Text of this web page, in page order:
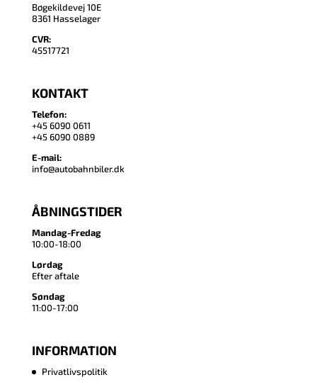
Bøgekildevej 10E
8361 Hasselager
CVR:
45517721
KONTAKT
Telefon:
+45 6090 0611
+45 6090 0889
E-mail:
info@autobahnbiler.dk
ÅBNINGSTIDER
Mandag-Fredag
10:00-18:00
Lørdag
Efter aftale
Søndag
11:00-17:00
INFORMATION
Privatlivspolitik